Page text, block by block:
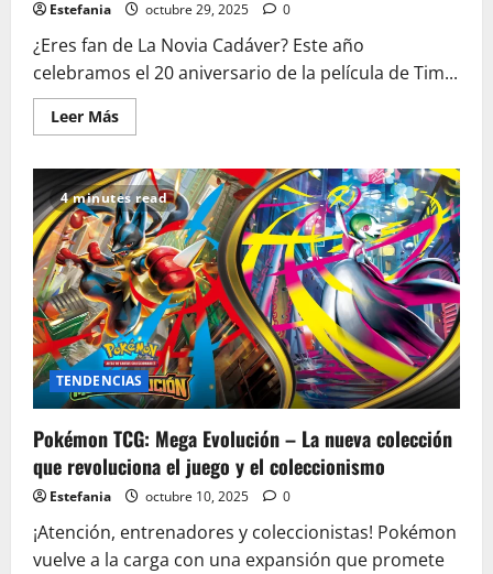
Estefania octubre 29, 2025 0
¿Eres fan de La Novia Cadáver? Este año
celebramos el 20 aniversario de la película de Tim...
Leer MásLeer
más
20
aniversario
de
La
Novia
Cadáver:
¡Celebra
con
el
mejor
merchandising
y
coleccionables
góticos!
4 minutes read
TENDENCIAS
Pokémon TCG: Mega Evolución – La nueva colección
que revoluciona el juego y el coleccionismo
Estefania octubre 10, 2025 0
¡Atención, entrenadores y coleccionistas! Pokémon
vuelve a la carga con una expansión que promete